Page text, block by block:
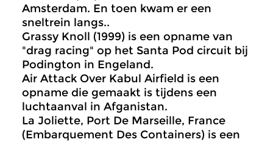
Amsterdam. En toen kwam er een
sneltrein langs..
Grassy Knoll (1999) is een opname van
"drag racing" op het Santa Pod circuit bij
Podington in Engeland.
Air Attack Over Kabul Airfield is een
opname die gemaakt is tijdens een
luchtaanval in Afganistan.
La Joliette, Port De Marseille, France
(Embarquement Des Containers) is een